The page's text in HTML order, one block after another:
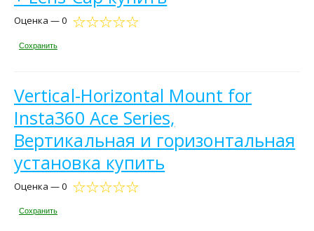
Оценка — 0
Сохранить
Vertical-Horizontal Mount for
Insta360 Ace Series,
Вертикальная и горизонтальная
установка купить
Оценка — 0
Сохранить